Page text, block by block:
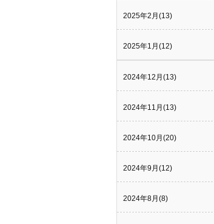
2025年2月(13)
2025年1月(12)
2024年12月(13)
2024年11月(13)
2024年10月(20)
2024年9月(12)
2024年8月(8)